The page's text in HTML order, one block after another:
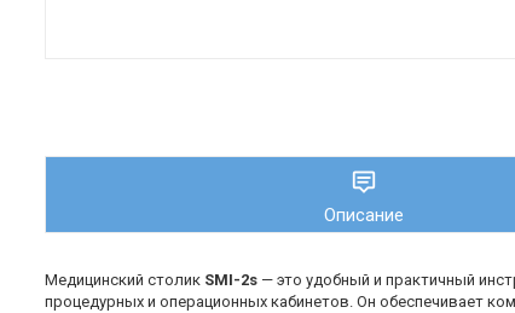
Описание
Медицинский столик SMI-2s — это удобный и практичный
процедурных и операционных кабинетов. Он обеспечивает